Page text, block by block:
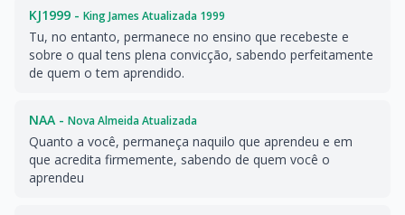
KJ1999 - King James Atualizada 1999
Tu, no entanto, permanece no ensino que recebeste e
sobre o qual tens plena convicção, sabendo perfeitamente
de quem o tem aprendido.
NAA - Nova Almeida Atualizada
Quanto a você, permaneça naquilo que aprendeu e em
que acredita firmemente, sabendo de quem você o
aprendeu